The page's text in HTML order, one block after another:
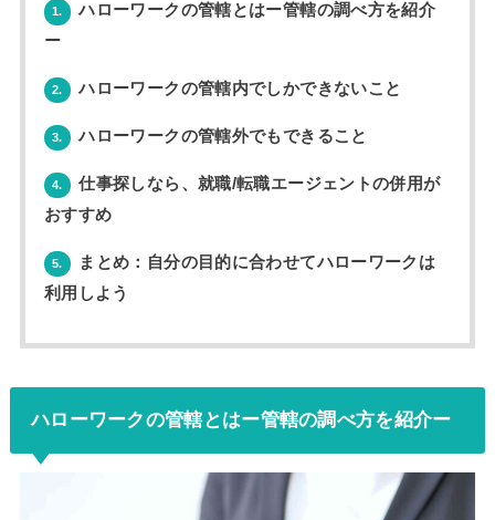
1.
ハローワークの管轄とはー管轄の調べ方を紹介
ー
2. ハローワークの管轄内でしかできないこと
3. ハローワークの管轄外でもできること
4.
仕事探しなら、就職/転職エージェントの併用が
おすすめ
5.
まとめ：自分の目的に合わせてハローワークは
利用しよう
ハローワークの管轄とはー管轄の調べ方を紹介ー